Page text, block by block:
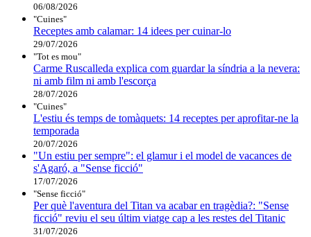
06/08/2026
"Cuines"
Receptes amb calamar: 14 idees per cuinar-lo
29/07/2026
"Tot es mou"
Carme Ruscalleda explica com guardar la síndria a la nevera:
ni amb film ni amb l'escorça
28/07/2026
"Cuines"
L'estiu és temps de tomàquets: 14 receptes per aprofitar-ne la
temporada
20/07/2026
"Un estiu per sempre": el glamur i el model de vacances de
s'Agaró, a "Sense ficció"
17/07/2026
"Sense ficció"
Per què l'aventura del Titan va acabar en tragèdia?: "Sense
ficció" reviu el seu últim viatge cap a les restes del Titanic
31/07/2026